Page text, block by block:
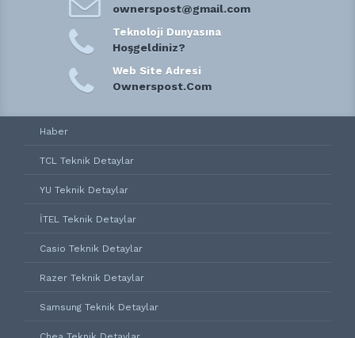
ownerspost@gmail.com
Teknoloji Dunyasına
Hoşgeldiniz?
Web Site Adresi
Ownerspost.Com
Haber
TCL Teknik Detaylar
YU Teknik Detaylar
İTEL Teknik Detaylar
Casio Teknik Detaylar
Razer Teknik Detaylar
Samsung Teknik Detaylar